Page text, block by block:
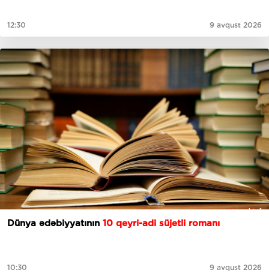
12:30 9 avqust 2026
Dünya ədəbiyyatının 10 qeyri-adi süjetli romanı
10:30 9 avqust 2026